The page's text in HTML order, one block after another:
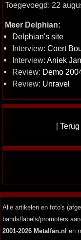
Toegevoegd: 22
Meer Delphian:
Delphian's site
Interview: Coert
Interview: Aniek
Review: Demo
Review: Unravel
[
Alle artikelen en foto's
bands/labels/promoters
2001-2026 Metalfan.nl en